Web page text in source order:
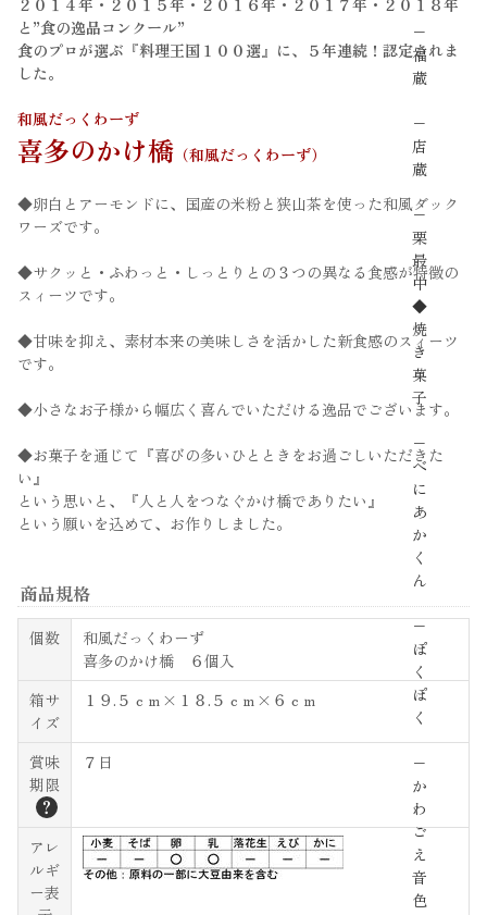
−
福
蔵
−
店
蔵
−
栗
最
中
◆
焼
き
菓
子
−
べ
に
あ
か
く
ん
−
ぽ
く
ぽ
く
−
か
わ
ご
え
音
色
と”食の逸品コンクール”
食のプロが選ぶ『料理王国１００選』に、５年連続！認定されま
した。
和風だっくわーず
喜多のかけ橋 （和風だっくわーず）
◆卵白とアーモンドに、国産の米粉と狭山茶を使った和風ダック
ワーズです。
◆サクッと・ふわっと・しっとりとの３つの異なる食感が特徴の
スィーツです。
◆甘味を抑え、素材本来の美味しさを活かした新食感のスィーツ
です。
◆小さなお子様から幅広く喜んでいただける逸品でございます。
◆お菓子を通じて『喜びの多いひとときをお過ごしいただきた
い』
という思いと、『人と人をつなぐかけ橋でありたい』
という願いを込めて、お作りしました。
商品規格
個数
和風だっくわーず
喜多のかけ橋 ６個入
箱サ
イズ
１９.５ｃｍ×１８.５ｃｍ×６ｃｍ
賞味
期限
？
７日
アレ
ルギ
ー表